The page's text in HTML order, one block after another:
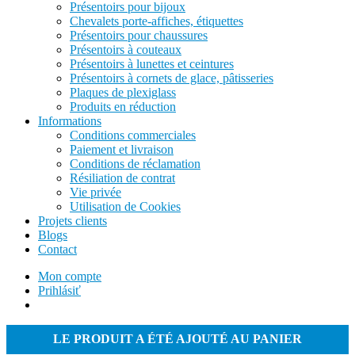
Présentoirs pour bijoux
Chevalets porte-affiches, étiquettes
Présentoirs pour chaussures
Présentoirs à couteaux
Présentoirs à lunettes et ceintures
Présentoirs à cornets de glace, pâtisseries
Plaques de plexiglass
Produits en réduction
Informations
Conditions commerciales
Paiement et livraison
Conditions de réclamation
Résiliation de contrat
Vie privée
Utilisation de Cookies
Projets clients
Blogs
Contact
Mon compte
Prihlásiť
LE PRODUIT A ÉTÉ AJOUTÉ AU PANIER